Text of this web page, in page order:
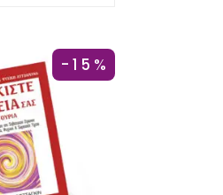
-15%